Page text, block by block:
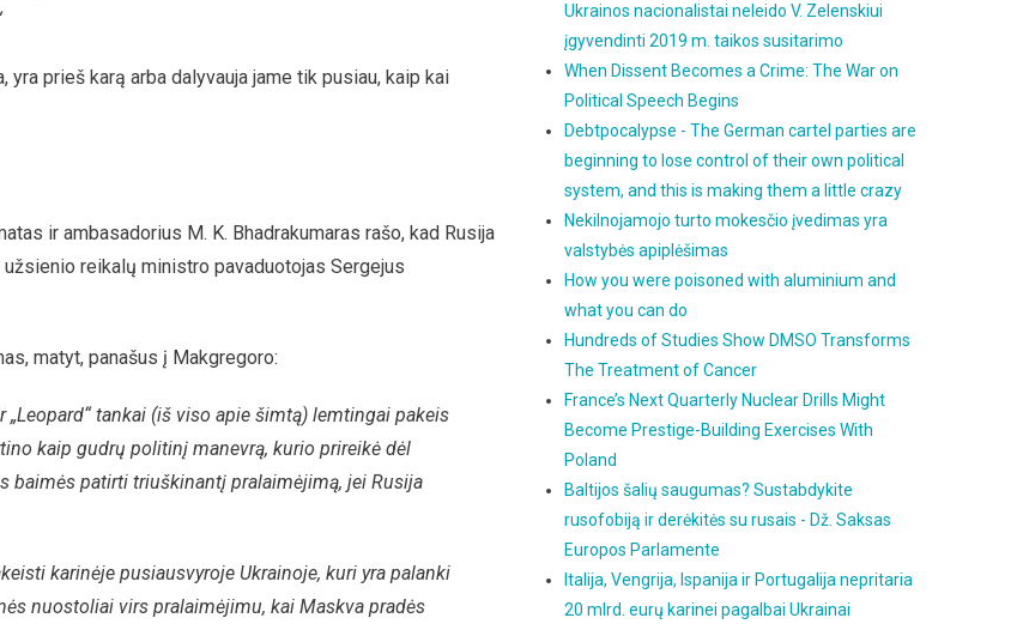
yra prieš karą arba dalyvauja jame tik pusiau, kaip kai
ir ambasadorius M. K. Bhadrakumaras rašo, kad Rusija
reikalų ministro pavaduotojas Sergejus
matyt, panašus į Makgregoro:
„Leopard“ tankai (iš viso apie šimtą) lemtingai pakeis
kaip gudrų politinį manevrą, kurio prireikė dėl
baimės patirti triuškinantį pralaimėjimą, jei Rusija
karinėje pusiausvyroje Ukrainoje, kuri yra palanki
nuostoliai virs pralaimėjimu, kai Maskva pradės
Ukrainos nacionalistai neleido V. Zelenskiui
įgyvendinti 2019 m. taikos susitarimo
When Dissent Becomes a Crime: The War on
Political Speech Begins
Debtpocalypse - The German cartel parties are
beginning to lose control of their own political
system, and this is making them a little crazy
Nekilnojamojo turto mokesčio įvedimas yra
valstybės apiplėšimas
How you were poisoned with aluminium and
what you can do
Hundreds of Studies Show DMSO Transforms
The Treatment of Cancer
France’s Next Quarterly Nuclear Drills Might
Become Prestige-Building Exercises With
Poland
Baltijos šalių saugumas? Sustabdykite
rusofobiją ir derėkitės su rusais - Dž. Saksas
Europos Parlamente
Italija, Vengrija, Ispanija ir Portugalija nepritaria
20 mlrd. eurų karinei pagalbai Ukrainai